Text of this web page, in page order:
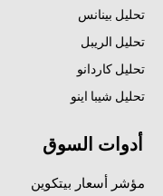
تحليل بينانس
تحليل الريبل
تحليل كاردانو
تحليل شيبا اينو
أدوات السوق
مؤشر أسعار بيتكوين